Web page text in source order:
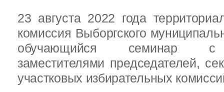
23 августа 2022 года
комиссия Выборгского
обучающийся семинар с
заместителями председателей,
участковых избирательных